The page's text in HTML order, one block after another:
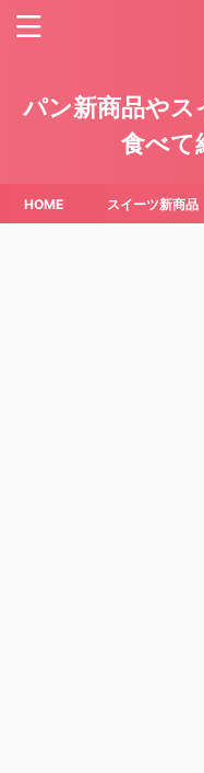
パン新商品やス
食べて
HOME スイーツ新商品